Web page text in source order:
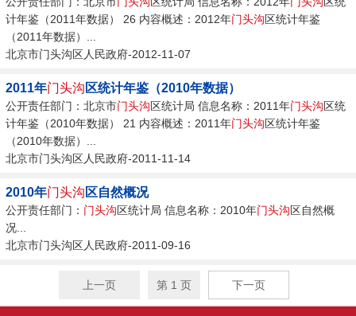
计年鉴（2011年数据） 26 内容概述：2012年门头沟区统计年鉴
（2011年数据）...
北京市门头沟区人民政府-2012-11-07
2011年门头沟 区统计年鉴（2010年数据）
公开责任部门：北京市门头沟区统计局 信息名称：2011年门头沟区统
计年鉴（2010年数据） 21 内容概述：2011年门头沟区统计年鉴
（2010年数据）...
北京市门头沟区人民政府-2011-11-14
2010年门头沟 区自然概况
公开责任部门： 门头沟区统计局 信息名称：2010年门头沟区自然概
况...
北京市门头沟区人民政府-2011-09-16
上一页 第 1 页 下一页